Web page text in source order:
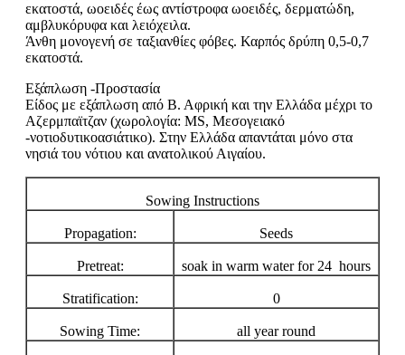
εκατοστά, ωοειδές έως αντίστροφα ωοειδές, δερματώδη,
αμβλυκόρυφα και λειόχειλα.
Άνθη μονογενή σε ταξιανθίες φόβες. Καρπός δρύπη 0,5-0,7
εκατοστά.
Εξάπλωση -Προστασία
Είδος με εξάπλωση από Β. Αφρική και την Ελλάδα μέχρι το
Αζερμπαϊτζαν (χωρολογία: MS, Μεσογειακό
-νοτιοδυτικοασιάτικο). Στην Ελλάδα απαντάται μόνο στα
νησιά του νότιου και ανατολικού Αιγαίου.
Sowing Instructions
Propagation: Seeds
Pretreat: soak in warm water for 24 hours
Stratification: 0
Sowing Time: all year round